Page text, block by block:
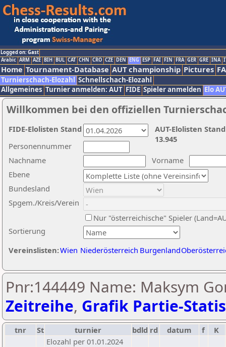
Logged on: Gast
Arabic ARM AZE BIH BUL CAT CHN CRO CZE DEN ENG ESP FAI FIN FRA GER GRE INA
Home Tournament-Database AUT championship Pictures
Turnierschach-Elozahl Schnellschach-Elozahl
Allgemeines Turnier anmelden: AUT FIDE Spieler anmelden Elo
Willkommen bei den offiziellen
Nachname
Vorname
Ebene
Sortierung
Personennummer
Bundesland
Spgem./Kreis/Verein
Nur "österreichische" Spieler
Vereinslisten:Wien Niederösterreich Burgenland
AUT-Elolisten
13.945
FIDE-Elolisten Stand
Pnr:144449 Name: Maksym
Zeitreihe, Grafik Partie-
tnr St turnier bdld rd datum f
K
Elozahl per 01.01.2024